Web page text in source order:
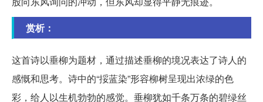
赏析：
这首诗以垂柳为题材，通过描述垂柳的境况表达了诗人的
感慨和思考。诗中的“挼蓝染”形容柳树呈现出浓绿的色
彩，给人以生机勃勃的感觉。垂柳犹如千条万条的碧绿丝